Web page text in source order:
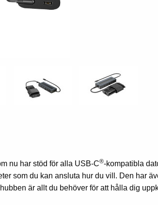
nu har stöd för alla USB-C®-kompatibla
som du kan ansluta hur du vill. Den har
är allt du behöver för att hålla dig